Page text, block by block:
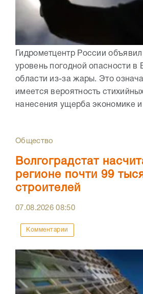
Гидрометцентр России
уровень погодной опасности в
области из-за жары. Это
имеется вероятность
нанесения ущерба экономике
Общество
Волгоградстат
регионе почти 99
строителей
07.08.202608:50
Комментарии